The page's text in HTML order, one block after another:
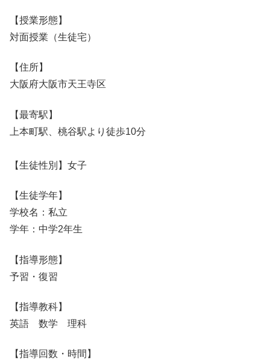
【授業形態】
対面授業（生徒宅）
【住所】
大阪府大阪市天王寺区
【最寄駅】
上本町駅、桃谷駅より徒歩10分
【生徒性別】女子
【生徒学年】
学校名：私立
学年：中学2年生
【指導形態】
予習・復習
【指導教科】
英語 数学 理科
【指導回数・時間】